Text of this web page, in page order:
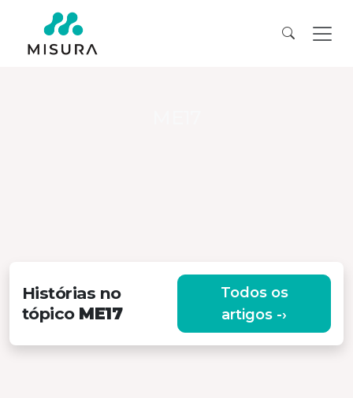
Histórias no
tópico ME17
Todos os
artigos -›